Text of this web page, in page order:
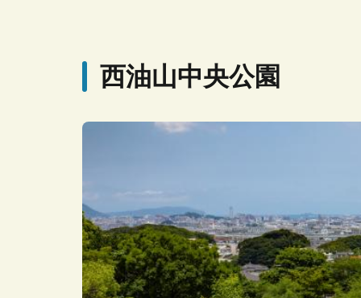
西油山中央公園